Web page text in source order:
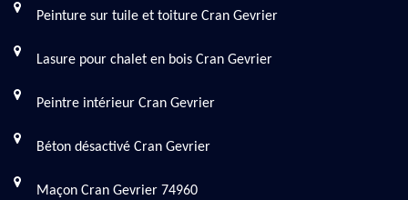
Peinture sur tuile et toiture Cran Gevrier
Lasure pour chalet en bois Cran Gevrier
Peintre intérieur Cran Gevrier
Béton désactivé Cran Gevrier
Maçon Cran Gevrier 74960